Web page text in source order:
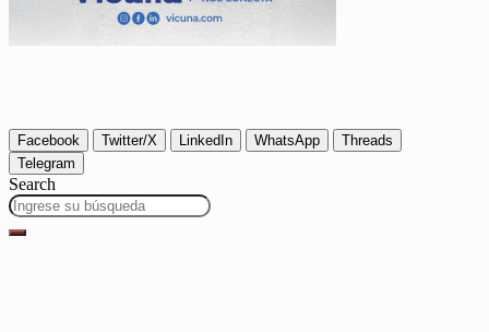
Facebook Twitter/X LinkedIn WhatsApp
Threads
Telegram
Search